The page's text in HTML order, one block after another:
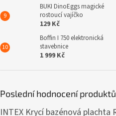
BUKI DinoEggs magické
rostoucí vajíčko
129 Kč
Boffin I 750 elektronická
stavebnice
1 999 Kč
Poslední hodnocení produktů